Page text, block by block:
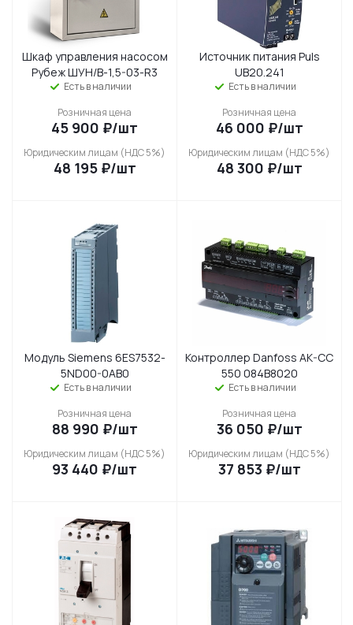
Шкаф управления насосом
Рубеж ШУН/В-1,5-03-R3
Есть в наличии
Розничная цена
45 900 ₽/шт
Юридическим лицам (НДС 5%)
48 195₽/шт
Источник питания Puls
UB20.241
Есть в наличии
Розничная цена
46 000 ₽/шт
Юридическим лицам (НДС 5%)
48 300 ₽/шт
Модуль Siemens 6ES7532-
5ND00-0AB0
Есть в наличии
Розничная цена
88 990 ₽/шт
Юридическим лицам (НДС 5%)
93 440 ₽/шт
Контроллер Danfoss AK-CC
550 084B8020
Есть в наличии
Розничная цена
36 050 ₽/шт
Юридическим лицам (НДС 5%)
37 853 ₽/шт